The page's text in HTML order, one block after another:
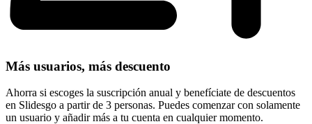
Más usuarios, más descuento
Ahorra si escoges la suscripción anual y benefíciate de descuentos
en Slidesgo a partir de 3 personas. Puedes comenzar con solamente
un usuario y añadir más a tu cuenta en cualquier momento.